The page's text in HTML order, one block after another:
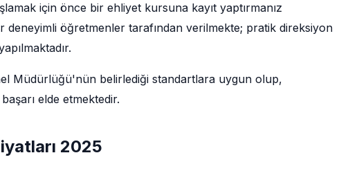
için önce bir ehliyet kursuna kayıt yaptırmanız
öğretmenler tarafından verilmekte; pratik direksiyon
Müdürlüğü'nün belirlediği standartlara uygun olup,
elde etmektedir.
2025